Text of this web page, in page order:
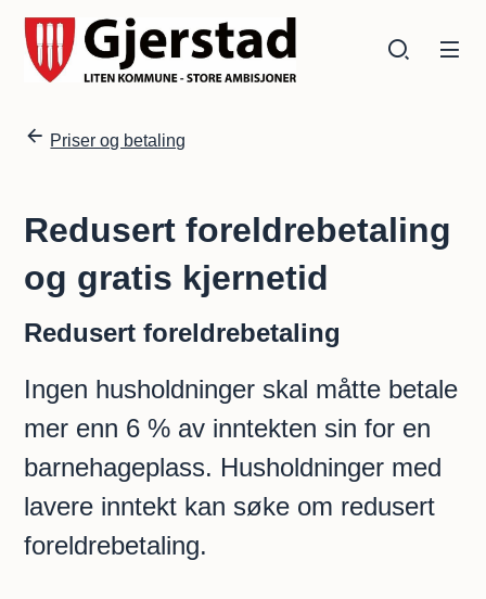
Gjerstad kommune
Du er her:
Priser og betaling
Redusert foreldrebetaling
og gratis kjernetid
Redusert foreldrebetaling
Ingen husholdninger skal måtte betale
mer enn 6 % av inntekten sin for en
barnehageplass. Husholdninger med
lavere inntekt kan søke om redusert
foreldrebetaling.